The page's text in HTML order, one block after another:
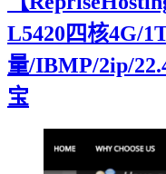
L5420四核4G/
量/IBMP/2ip/
宝